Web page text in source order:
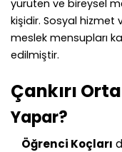
yürüten ve bireysel
kişidir. Sosyal hizmet
meslek mensupları
edilmiştir.
Çankırı Orta
Yapar?
Öğrenci Koçları